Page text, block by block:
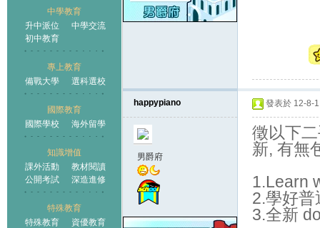
中學教育
升中派位
中學交流
初中教育
專上教育
備戰大學
選科選校
國際教育
國際學校
海外留學
知識增值
課外活動
教材閱讀
公開考試
深造進修
特殊教育
特殊教育
資優教育
happypiano
男爵府
發表於 12-8-
徵以下
新, 有無
1.Learn
2.學好普
3.全新